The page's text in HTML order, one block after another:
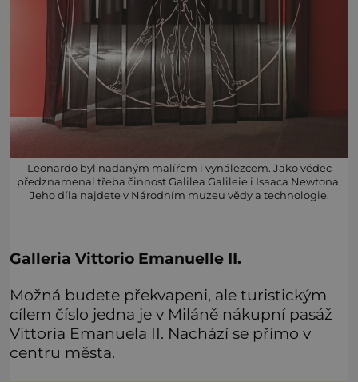
Leonardo byl nadaným malířem i vynálezcem. Jako vědec
předznamenal třeba činnost Galilea Galileie i Isaaca Newtona.
Jeho díla najdete v Národním muzeu vědy a technologie.
Galleria Vittorio Emanuelle II.
Možná budete překvapeni, ale turistickým
cílem číslo jedna je v Miláně nákupní pasáž
Vittoria Emanuela II. Nachází se přímo v
centru města.